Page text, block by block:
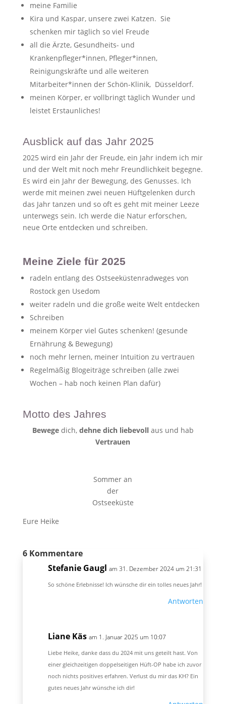
meine Familie
Kira und Kaspar, unsere zwei Katzen. Sie
schenken mir täglich so viel Freude
all die Ärzte, Gesundheits- und
Krankenpfleger*innen, Pfleger*innen,
Reinigungskräfte und alle weiteren
Mitarbeiter*innen der Schön-Klinik, Düsseldorf.
meinen Körper, er vollbringt täglich Wunder und
leistet Erstaunliches!
Ausblick auf das Jahr 2025
2025 wird ein Jahr der Freude, ein Jahr indem ich mir
und der Welt mit noch mehr Freundlichkeit begegne.
Es wird ein Jahr der Bewegung, des Genusses. Ich
werde mit meinen zwei neuen Hüftgelenken durch
das Jahr tanzen und so oft es geht mit meiner Leeze
unterwegs sein. Ich werde die Natur erforschen,
neue Orte entdecken und schreiben.
Meine Ziele für 2025
radeln entlang des Ostseeküstenradweges von
Rostock gen Usedom
weiter radeln und die große weite Welt entdecken
Schreiben
meinem Körper viel Gutes schenken! (gesunde
Ernährung & Bewegung)
noch mehr lernen, meiner Intuition zu vertrauen
Regelmäßig Blogeiträge schreiben (alle zwei
Wochen – hab noch keinen Plan dafür)
Motto des Jahres
Bewege dich, dehne dich liebevoll aus und hab
Vertrauen
Sommer an
der
Ostseeküste
Eure Heike
6 Kommentare
Stefanie Gaugl am 31. Dezember 2024 um 21:31
So schöne Erlebnisse! Ich wünsche dir ein tolles neues Jahr!
Antworten
Liane Käs am 1. Januar 2025 um 10:07
Liebe Heike, danke dass du 2024 mit uns geteilt hast. Von
einer gleichzeitigen doppelseitigen Hüft-OP habe ich zuvor
noch nichts positives erfahren. Verlust du mir das KH? Ein
gutes neues Jahr wünsche ich dir!